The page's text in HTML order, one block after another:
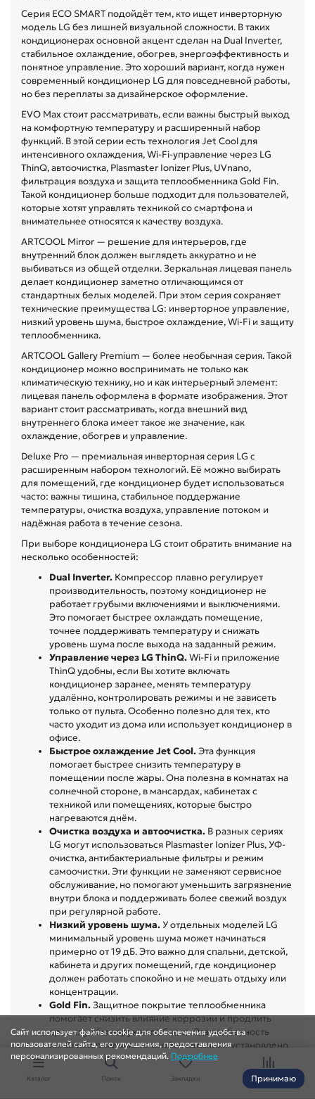
Серия ECO SMART подойдёт тем, кто ищет инверторную
модель LG без лишней визуальной сложности. В таких
кондиционерах основной акцент сделан на Dual Inverter,
стабильное охлаждение, обогрев, энергоэффективность и
понятное управление. Это хороший вариант, когда нужен
современный кондиционер LG для повседневной работы,
но без переплаты за дизайнерское оформление.
EVO Max стоит рассматривать, если важны быстрый выход
на комфортную температуру и расширенный набор
функций. В этой серии есть технология Jet Cool для
интенсивного охлаждения, Wi-Fi-управление через LG
ThinQ, автоочистка, Plasmaster Ionizer Plus, UVnano,
фильтрация воздуха и защита теплообменника Gold Fin.
Такой кондиционер больше подходит для пользователей,
которые хотят управлять техникой со смартфона и
внимательнее относятся к качеству воздуха.
ARTCOOL Mirror — решение для интерьеров, где
внутренний блок должен выглядеть аккуратно и не
выбиваться из общей отделки. Зеркальная лицевая панель
делает кондиционер заметно отличающимся от
стандартных белых моделей. При этом серия сохраняет
технические преимущества LG: инверторное управление,
низкий уровень шума, быстрое охлаждение, Wi-Fi и защиту
теплообменника.
ARTCOOL Gallery Premium — более необычная серия. Такой
кондиционер можно воспринимать не только как
климатическую технику, но и как интерьерный элемент:
лицевая панель оформлена в формате изображения. Этот
вариант стоит рассматривать, когда внешний вид
внутреннего блока имеет такое же значение, как
охлаждение, обогрев и управление.
Deluxe Pro — премиальная инверторная серия LG с
расширенным набором технологий. Её можно выбирать
для помещений, где кондиционер будет использоваться
часто: важны тишина, стабильное поддержание
температуры, очистка воздуха, управление потоком и
надёжная работа в течение сезона.
При выборе кондиционера LG стоит обратить внимание на
несколько особенностей:
Dual Inverter. Компрессор плавно регулирует
производительность, поэтому кондиционер не
работает грубыми включениями и выключениями.
Это помогает быстрее охлаждать помещение,
точнее поддерживать температуру и снижать
уровень шума после выхода на заданный режим.
Управление через LG ThinQ.Wi-Fi и приложение
ThinQ удобны, если Вы хотите включать
кондиционер заранее, менять температуру
удалённо, контролировать режимы и не зависеть
только от пульта. Особенно полезно для тех, кто
часто уходит из дома или использует кондиционер в
офисе.
Быстрое охлаждение Jet Cool.Эта функция
помогает быстрее снизить температуру в
помещении после жары. Она полезна в комнатах на
солнечной стороне, в мансардах, кабинетах с
техникой или помещениях, которые быстро
нагреваются днём.
Очистка воздуха и автоочистка. В разных сериях
LG могут использоваться Plasmaster Ionizer Plus, УФ-
очистка, антибактериальные фильтры и режим
самоочистки. Эти функции не заменяют сервисное
обслуживание, но помогают уменьшить загрязнение
внутри блока и поддерживать более свежий воздух
при регулярной работе.
Низкий уровень шума. У отдельных моделей LG
минимальный уровень шума может начинаться
примерно от 19 дБ. Это важно для спальни, детской,
кабинета и других помещений, где кондиционер
должен работать спокойно и не мешать отдыху или
концентрации.
Gold Fin.Защитное покрытие теплообменника
помогает снизить влияние коррозии и продлить
срок службы наружного блока. Эта особенность
особенно полезна, если оборудование установлено
на открытом фасаде и постоянно контактирует с
влагой, осадками и перепадами температуры.
У LG есть серии, где внешний вид
Сайт использует файлы cookie для обеспечения удобства
пользователей сайта, его улучшения, предоставления
персонализированных рекомендаций. Подробнее
Принимаю
Каталог Поиск Закладки Сравнение